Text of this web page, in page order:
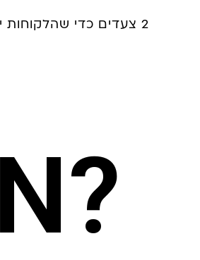
2 צעדים כדי שהלקוחות יאמינו לכם!
?IN